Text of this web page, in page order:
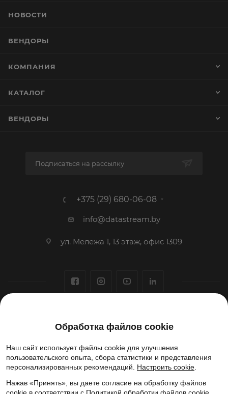
НОВОСТИ
ВЕНДОРЫ
КОМПАНИЯ
КАТАЛОГ
ВЕНДОРЫ
Подписаться на рассылку
+375 (29) 680-06-08
info@datastream.by
ул. Мележа 1, 13 этаж, офис 1309